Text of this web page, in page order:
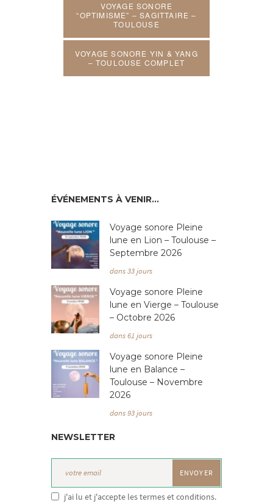
VOYAGE SONORE
“OPTIMISME” – SAGITTAIRE –
TOULOUSE
VOYAGE SONORE YIN & YANG
– TOULOUSE COMPLET
ÉVÉNEMENTS À VENIR…
Voyage sonore Pleine
lune en Lion – Toulouse –
Septembre 2026
dans 33 jours
Voyage sonore Pleine
lune en Vierge – Toulouse
– Octobre 2026
dans 61 jours
Voyage sonore Pleine
lune en Balance –
Toulouse – Novembre
2026
dans 93 jours
NEWSLETTER
j'ai lu et j'accepte les termes et conditions.